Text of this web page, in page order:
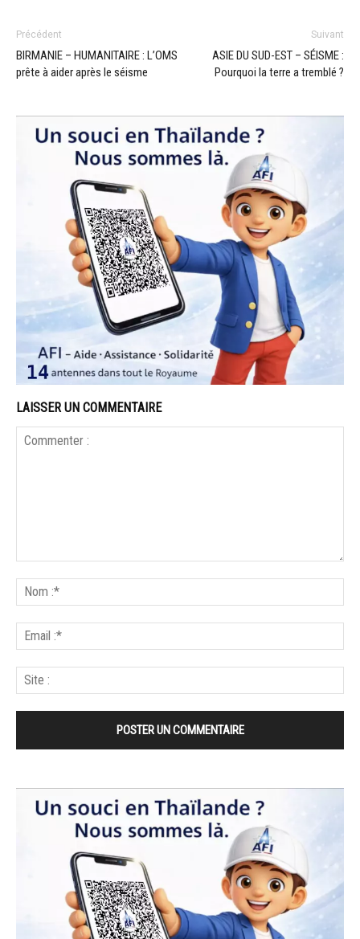
Précédent
BIRMANIE – HUMANITAIRE : L’OMS
prête à aider après le séisme
Suivant
ASIE DU SUD-EST – SÉISME :
Pourquoi la terre a tremblé ?
LAISSER UN COMMENTAIRE